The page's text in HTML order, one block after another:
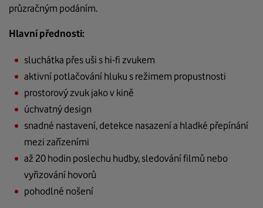
průzračným podáním.
Hlavní přednosti:
sluchátka přes uši s hi-fi zvukem
aktivní potlačování hluku s režimem propustnosti
prostorový zvuk jako v kině
úchvatný design
snadné nastavení, detekce nasazení a hladké přepínání
mezi zařízeními
až 20 hodin poslechu hudby, sledování filmů nebo
vyřizování hovorů
pohodlné nošení